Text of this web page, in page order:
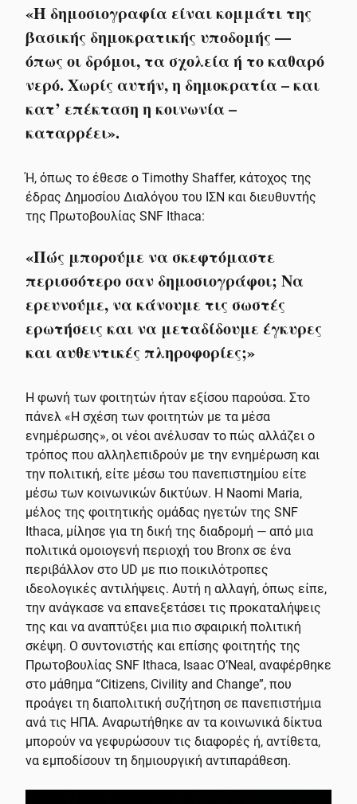
«Η δημοσιογραφία είναι κομμάτι της
βασικής δημοκρατικής υποδομής —
όπως οι δρόμοι, τα σχολεία ή το καθαρό
νερό. Χωρίς αυτήν, η δημοκρατία – και
κατ’ επέκταση η κοινωνία –
καταρρέει».
Ή, όπως το έθεσε ο Timothy Shaffer, κάτοχος της
έδρας Δημοσίου Διαλόγου του ΙΣΝ και διευθυντής
της Πρωτοβουλίας SNF Ithaca:
«Πώς μπορούμε να σκεφτόμαστε
περισσότερο σαν δημοσιογράφοι; Να
ερευνούμε, να κάνουμε τις σωστές
ερωτήσεις και να μεταδίδουμε έγκυρες
και αυθεντικές πληροφορίες;»
Η φωνή των φοιτητών ήταν εξίσου παρούσα. Στο
πάνελ «Η σχέση των φοιτητών με τα μέσα
ενημέρωσης», οι νέοι ανέλυσαν το πώς αλλάζει ο
τρόπος που αλληλεπιδρούν με την ενημέρωση και
την πολιτική, είτε μέσω του πανεπιστημίου είτε
μέσω των κοινωνικών δικτύων. Η Naomi Maria,
μέλος της φοιτητικής ομάδας ηγετών της SNF
Ithaca, μίλησε για τη δική της διαδρομή — από μια
πολιτικά ομοιογενή περιοχή του Bronx σε ένα
περιβάλλον στο UD με πιο ποικιλότροπες
ιδεολογικές αντιλήψεις. Αυτή η αλλαγή, όπως είπε,
την ανάγκασε να επανεξετάσει τις προκαταλήψεις
της και να αναπτύξει μια πιο σφαιρική πολιτική
σκέψη. Ο συντονιστής και επίσης φοιτητής της
Πρωτοβουλίας SNF Ithaca, Isaac O’Neal, αναφέρθηκε
στο μάθημα “Citizens, Civility and Change”, που
προάγει τη διαπολιτική συζήτηση σε πανεπιστήμια
ανά τις ΗΠΑ. Αναρωτήθηκε αν τα κοινωνικά δίκτυα
μπορούν να γεφυρώσουν τις διαφορές ή, αντίθετα,
να εμποδίσουν τη δημιουργική αντιπαράθεση.